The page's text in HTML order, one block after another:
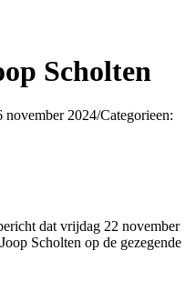
Scholten
november 2024/Categorieen:
dat vrijdag 22 november
Scholten op de gezegende